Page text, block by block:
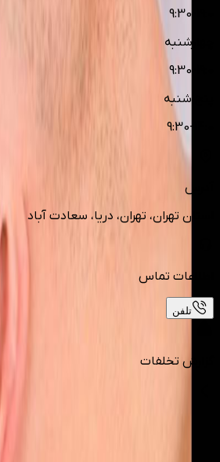
9:30-19:0
چهارشنبه
9:30-19:0
پنج شنبه
9:30-14:0
آدرس
استان تهران، تهران، دریا، سعادت آباد
اطلاعات تماس
تلفن
گزارش تخلفات